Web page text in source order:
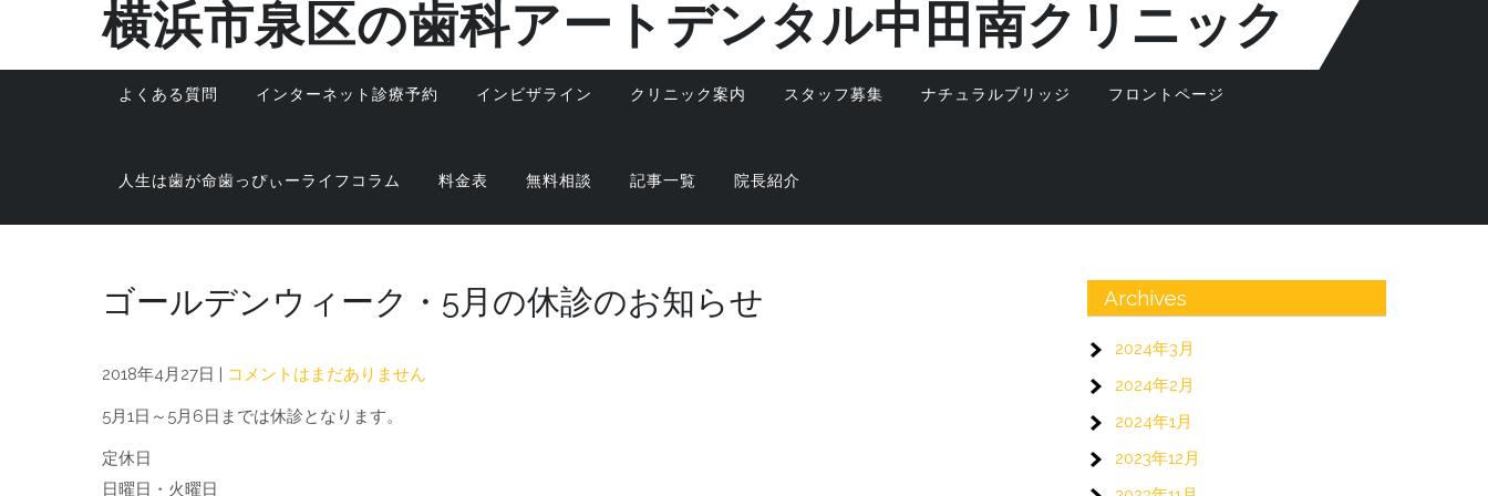
content
横浜市泉区の歯科アートデンタル中田南クリニック
よくある質問 インターネット診療予約 インビザライン クリニック案内 スタッフ募集 ナチュラルブリッジ フロントページ
人生は歯が命歯っぴぃーライフコラム 料金表 無料相談 記事一覧 院長紹介
ゴールデンウィーク・5月の休診のお知らせ
2018年4月27日 | コメントはまだありません
5月1日～5月6日までは休診となります。
定休日
日曜日・火曜日
Archives
2024年3月
2024年2月
2024年1月
2023年12月